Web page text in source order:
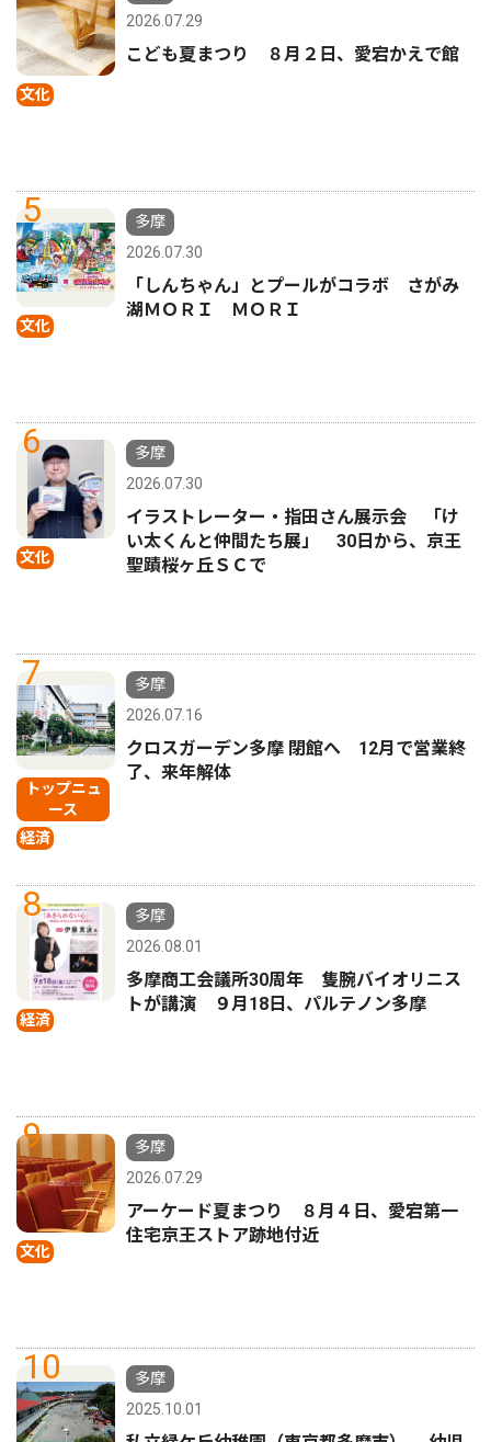
文化
2026.07.29
こども夏まつり ８月２日、愛宕かえで館
5
文化
多摩
2026.07.30
「しんちゃん」とプールがコラボ さがみ
湖ＭＯＲＩ ＭＯＲＩ
6
文化
多摩
2026.07.30
イラストレーター・指田さん展示会 「け
い太くんと仲間たち展」 30日から、京王
聖蹟桜ヶ丘ＳＣで
7
トップニュ
ース
経済
多摩
2026.07.16
クロスガーデン多摩 閉館へ 12月で営業終
了、来年解体
8
経済
多摩
2026.08.01
多摩商工会議所30周年 隻腕バイオリニス
トが講演 ９月18日、パルテノン多摩
9
文化
多摩
2026.07.29
アーケード夏まつり ８月４日、愛宕第一
住宅京王ストア跡地付近
10
多摩
2025.10.01